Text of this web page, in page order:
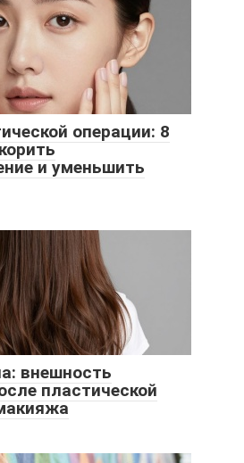
операции: 8
и уменьшить
внешность
пластической